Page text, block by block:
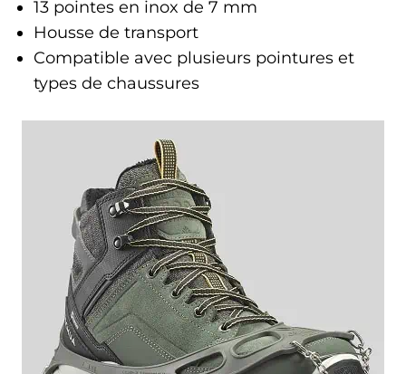
13 pointes en inox de 7 mm
Housse de transport
Compatible avec plusieurs pointures et
types de chaussures